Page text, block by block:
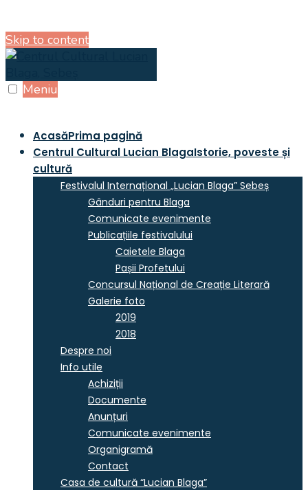
Skip to content
Meniu
AcasăPrima pagină
Centrul Cultural Lucian BlagaIstorie, poveste și
cultură
Festivalul Internațional „Lucian Blaga” Sebeș
Gânduri pentru Blaga
Comunicate evenimente
Publicațiile festivalului
Caietele Blaga
Pașii Profetului
Concursul Național de Creație Literară
Galerie foto
2019
2018
Despre noi
Info utile
Achiziții
Documente
Anunțuri
Comunicate evenimente
Organigramă
Contact
Casa de cultură “Lucian Blaga”